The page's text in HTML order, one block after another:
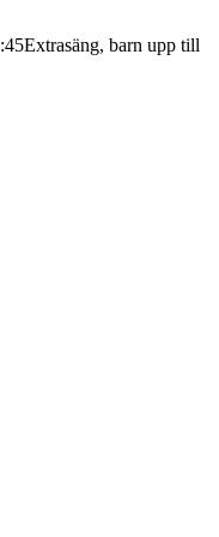
Extrasäng, barn upp till